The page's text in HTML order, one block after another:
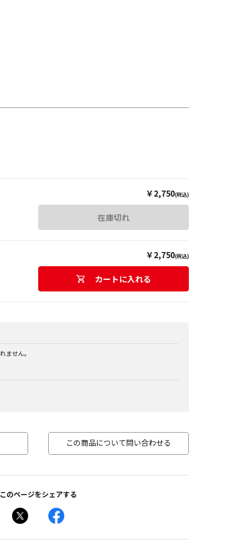
￥2,750(税込)
在庫切れ
￥2,750(税込)
カートに入れる
ません。
この商品について問い合わせる
このページをシェアする